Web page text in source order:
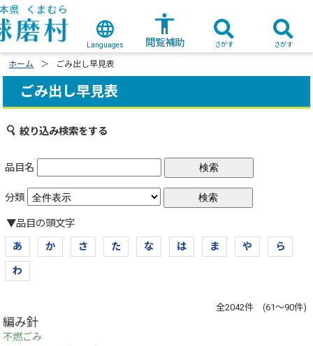
Languages 閲覧補助 さがす さがす
ホーム ごみ出し早見表
ごみ出し早見表
絞り込み検索をする
品目名
分類
▼品目の頭文字
あ
か さ た な は ま や ら
わ
全2042件 (61～90件)
編み針
不燃ごみ